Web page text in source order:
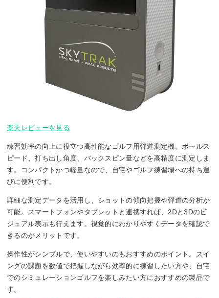
楽天レビューを見る
練習効率の向上に役立つ高性能なゴルフ用弾道測定機。ボールス
ピード、打ち出し角度、バックスピン量などを高精度に測定しま
す。コンパクトかつ軽量なので、自宅やゴルフ練習場への持ち運
びに便利です。
詳細な測定データを活用し、ショットの傾向把握や弾道の分析が
可能。スマートフォンやタブレットと連携すれば、2Dと3Dのビ
ジュアル表示も行えます。視覚的にわかりやすくデータを確認で
きるのがメリットです。
操作性がシンプルで、使いやすいのもおすすめのポイント。スイ
ングの課題を数値で把握しながら効率的に練習したい方や、自宅
でのシミュレーションゴルフを楽しみたい方におすすめの製品で
す。